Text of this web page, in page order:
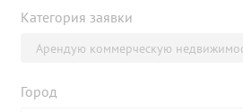
Категория заявки
Город